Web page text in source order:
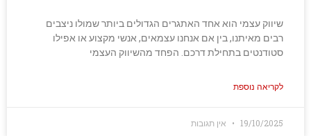
שיווק עצמי הוא אחד האתגרים הגדולים ביותר שמולו ניצבים
רבים מאיתנו, בין אם אנחנו עצמאים, אנשי מקצוע או אפילו
סטודנטים בתחילת דרכם. הפחד מהשיווק העצמי
לקריאה נוספת
19/10/2025 אין תגובות